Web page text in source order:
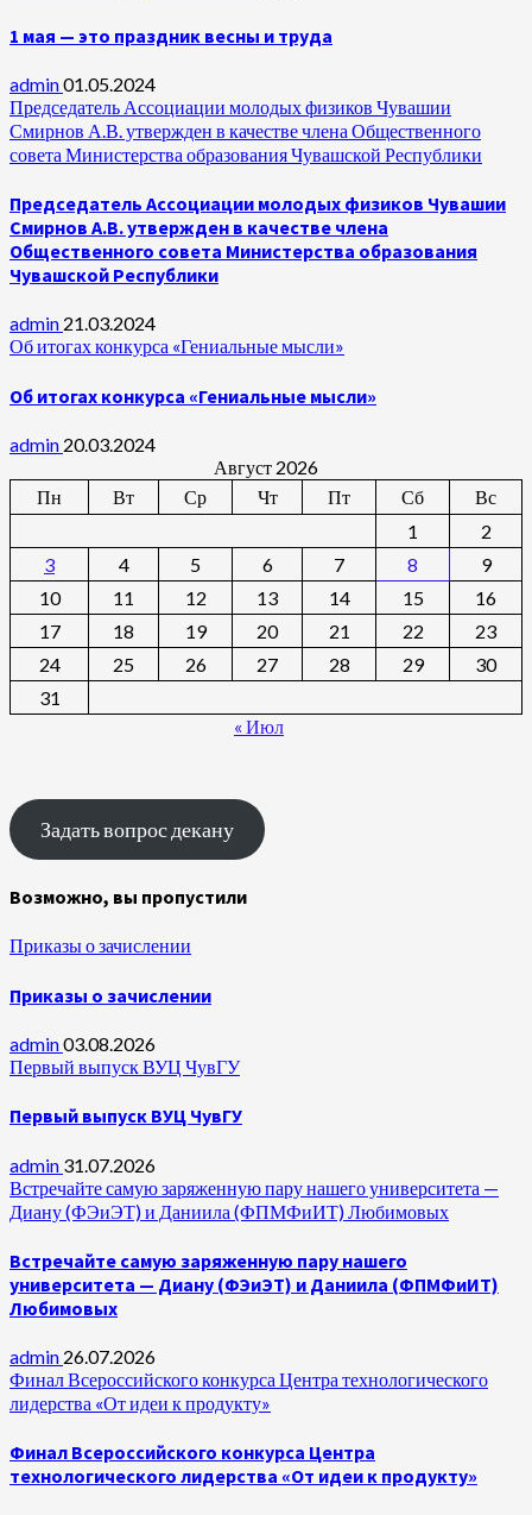
1 мая — это праздник весны и труда
admin01.05.2024
Председатель Ассоциации молодых физиков Чувашии
Смирнов А.В. утвержден в качестве члена Общественного
совета Министерства образования Чувашской Республики
Председатель Ассоциации молодых физиков Чувашии
Смирнов А.В. утвержден в качестве члена
Общественного совета Министерства образования
Чувашской Республики
admin 21.03.2024
Об итогах конкурса «Гениальные мысли»
Об итогах конкурса «Гениальные мысли»
admin 20.03.2024
Август 2026
Пн
Вт Ср Чт Пт Сб
Вс
1
2
3
4 5 6 7 8
9
10
11 12 13 14 15
16
17
18 19 20 21 22
23
24
25 26 27 28 29
30
31
« Июл
Задать вопрос декану
Возможно, вы пропустили
Приказы о зачислении
Приказы о зачислении
admin03.08.2026
Первый выпуск ВУЦ ЧувГУ
Первый выпуск ВУЦ ЧувГУ
admin 31.07.2026
Встречайте самую заряженную пару нашего университета —
Диану (ФЭиЭТ) и Даниила (ФПМФиИТ) Любимовых
Встречайте самую заряженную пару нашего
университета — Диану (ФЭиЭТ) и Даниила (ФПМФиИТ)
Любимовых
admin 26.07.2026
Финал Всероссийского конкурса Центра технологического
лидерства «От идеи к продукту»
Финал Всероссийского конкурса Центра
технологического лидерства «От идеи к продукту»